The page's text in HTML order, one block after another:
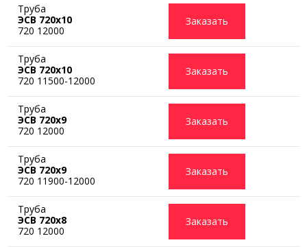
Труба
ЭСВ 720х10
720 12000
Заказать
Труба
ЭСВ 720х10
720 11500-12000
Заказать
Труба
ЭСВ 720х9
720 12000
Заказать
Труба
ЭСВ 720х9
720 11900-12000
Заказать
Труба
ЭСВ 720х8
720 12000
Заказать